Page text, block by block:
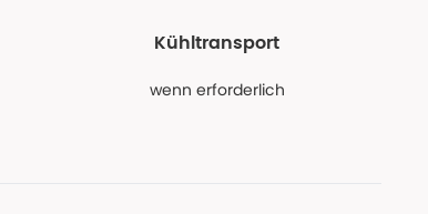
Kühltransport
wenn erforderlich